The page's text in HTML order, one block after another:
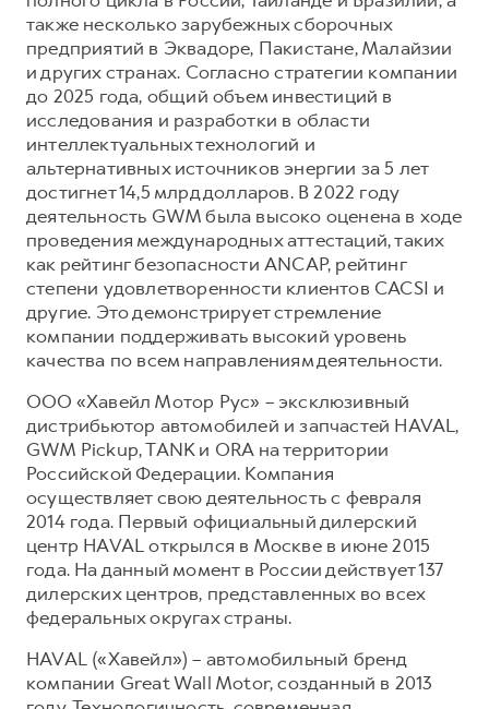
также несколько зарубежных сборочных
предприятий в Эквадоре, Пакистане, Малайзии
и других странах. Согласно стратегии компании
до 2025 года, общий объем инвестиций в
исследования и разработки в области
интеллектуальных технологий и
альтернативных источников энергии за 5 лет
достигнет 14,5 млрд долларов. В 2022 году
деятельность GWM была высоко оценена в ходе
проведения международных аттестаций, таких
как рейтинг безопасности ANCAP, рейтинг
степени удовлетворенности клиентов CACSI и
другие. Это демонстрирует стремление
компании поддерживать высокий уровень
качества по всем направлениям деятельности.
ООО «Хавейл Мотор Рус» – эксклюзивный
дистрибьютор автомобилей и запчастей HAVAL,
GWM Pickup, TANK и ORA на территории
Российской Федерации. Компания
осуществляет свою деятельность с февраля
2014 года. Первый официальный дилерский
центр HAVAL открылся в Москве в июне 2015
года. На данный момент в России действует 137
дилерских центров, представленных во всех
федеральных округах страны.
HAVAL («Хавейл») – автомобильный бренд
компании Great Wall Motor, созданный в 2013